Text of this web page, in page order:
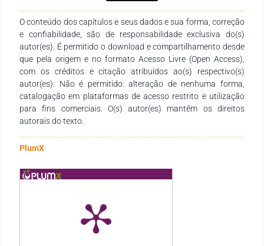
O conteúdo dos capítulos e seus dados e sua forma, correção
e confiabilidade, são de responsabilidade exclusiva do(s)
autor(es). É permitido o download e compartilhamento desde
que pela origem e no formato Acesso Livre (Open Access),
com os créditos e citação atribuídos ao(s) respectivo(s)
autor(es). Não é permitido: alteração de nenhuma forma,
catalogação em plataformas de acesso restrito e utilização
para fins comerciais. O(s) autor(es) mantêm os direitos
autorais do texto.
PlumX